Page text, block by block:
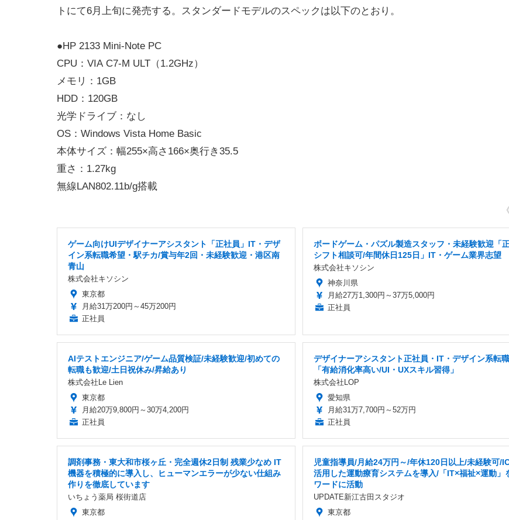
トにて6月上旬に発売する。スタンダードモデルのスペックは以下のとおり。
●HP 2133 Mini-Note PC
CPU：VIA C7-M ULT（1.2GHz）
メモリ：1GB
HDD：120GB
光学ドライブ：なし
OS：Windows Vista Home Basic
本体サイズ：幅255×高さ166×奥行き35.5
重さ：1.27kg
無線LAN802.11b/g搭載
ゲーム向けUIデザイナーアシスタント「正社員」IT・デザ
イン系転職希望・駅チカ/賞与年2回・未経験歓迎・港区南
青山
株式会社キソシン
東京都
月給31万200円～45万200円
正社員
ボードゲーム・パズル製造スタッフ・未経験歓迎「
シフト相談可/年間休日125日」IT・ゲーム業界志望
株式会社キソシン
神奈川県
月給27万1,300円～37万5,000円
正社員
AIテストエンジニア/ゲーム品質検証/未経験歓迎/初めての
転職も歓迎/土日祝休み/昇給あり
株式会社Le Lien
東京都
月給20万9,800円～30万4,200円
正社員
デザイナーアシスタント正社員・IT・デザイン系転
「有給消化率高い/UI・UXスキル習得」
株式会社LOP
愛知県
月給31万7,700円～52万円
正社員
調剤事務・東大和市桜ヶ丘・完全週休2日制 残業少なめ IT
機器を積極的に導入し、ヒューマンエラーが少ない仕組み
作りを徹底しています
いちょう薬局 桜街道店
東京都
児童指導員/月給24万円～/年休120日以上/未経験可/
活用した運動療育システムを導入/「IT×福祉×運動」
ワードに活動
UPDATE新江古田スタジオ
東京都